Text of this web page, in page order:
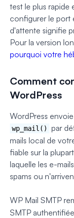
test le plus rapide
configurer le port
d'attente signifie
Pour la version
pourquoi votre
Comment
WordPress
WordPress
wp_mail()
par
mails local de
fiable sur la
laquelle les e-
spams ou
WP Mail SMTP
SMTP